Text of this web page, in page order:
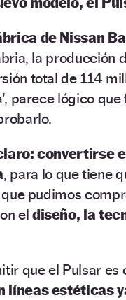
de Nissan
la producción
total de 114
parece lógico
convertirse
, para lo que tiene
pudimos
el diseño, la
que el Pulsar
líneas estéticas